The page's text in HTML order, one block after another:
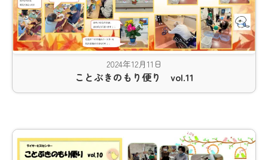
2024年12月11日
ことぶきのもり便り vol.11